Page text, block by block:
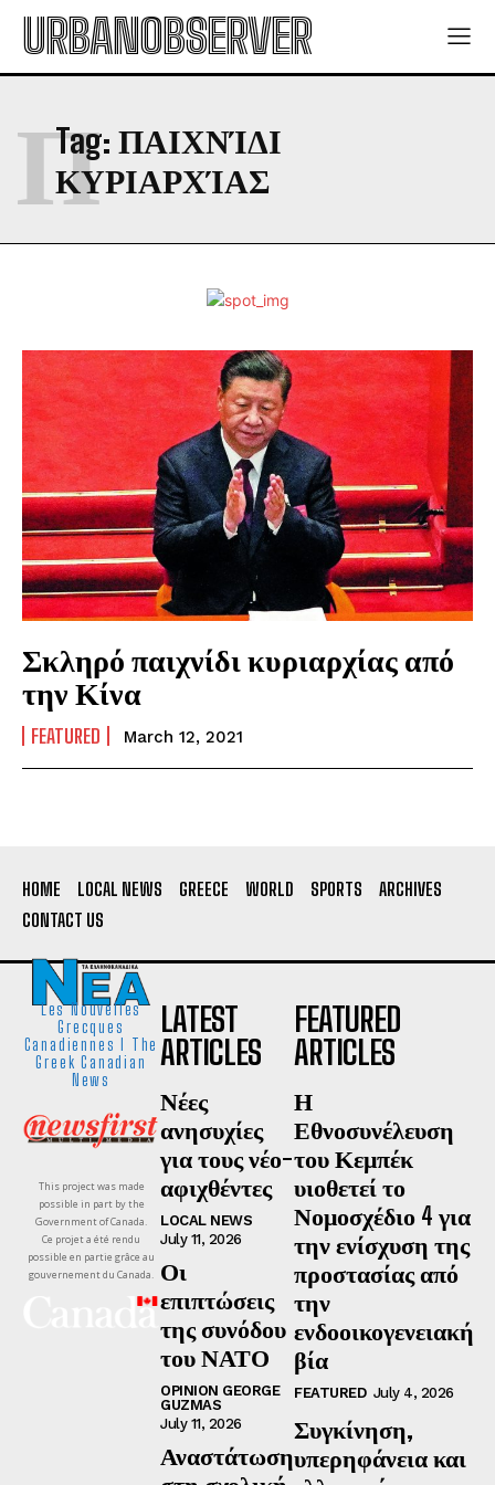
URBANOBSERVER
Tag: ΠΑΙΧΝΊΔΙ
ΚΥΡΙΑΡΧΊΑΣ
Π
Σκληρό παιχνίδι κυριαρχίας από
την Κίνα
FEATURED March 12, 2021
HOME LOCAL NEWS GREECE WORLD SPORTS
ARCHIVES
CONTACT US
Les Nouvelles
Grecques
Canadiennes I The
Greek Canadian
News
This project was made
possible in part by the
Government of Canada.
Ce projet a été rendu
possible en partie grâce au
gouvernement du Canada.
LATEST
ARTICLES
Νέες
ανησυχίες
για τους νέο-
αφιχθέντες
LOCAL NEWS
July 11, 2026
Οι
επιπτώσεις
της συνόδου
του ΝΑΤΟ
OPINION GEORGE
GUZMAS
July 11, 2026
Αναστάτωση
FEATURED
ARTICLES
Η
Εθνοσυνέλευση
του Κεμπέκ
υιοθετεί το
Νομοσχέδιο 4 για
την ενίσχυση της
προστασίας από
την
ενδοοικογενειακή
βία
FEATURED July 4, 2026
Συγκίνηση,
υπερηφάνεια και